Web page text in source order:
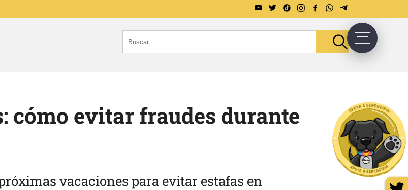
cómo evitar fraudes durante
vacaciones para evitar estafas en